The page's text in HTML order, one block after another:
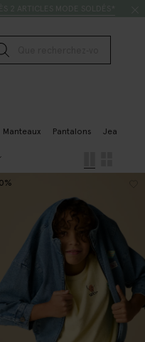
la recherche
Manteaux Pantalons Jeans